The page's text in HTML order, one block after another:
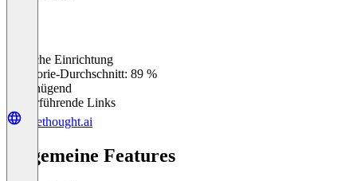
Einfache Einrichtung
Kategorie-Durchschnitt: 89 %
Ungenügend
Weiterführende Links
forethought.ai
Allgemeine Features